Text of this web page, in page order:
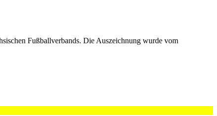
Fußballverbands. Die Auszeichnung wurde vom